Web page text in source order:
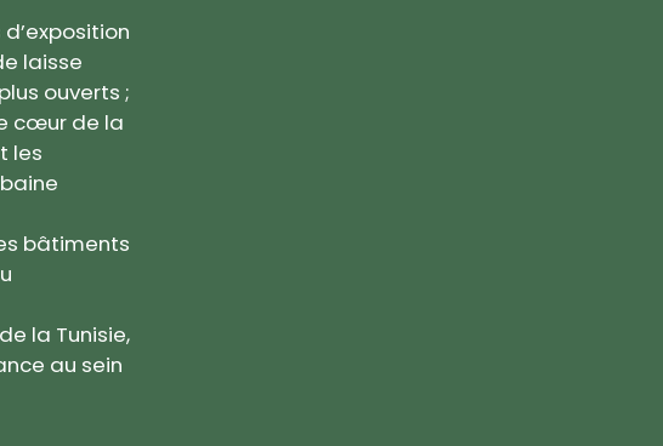
laisse
ouverts ;
cœur de la
les
bâtiments
la Tunisie,
au sein